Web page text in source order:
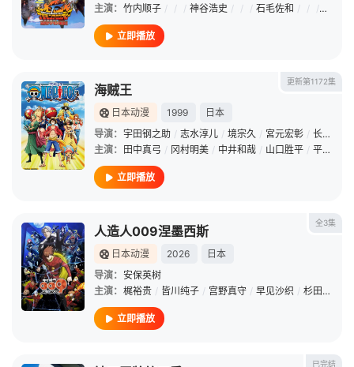
主演： 竹内顺子 / / / 神谷浩史 / / / 石毛佐和 / / / 天田真
立即播放
更新第1172集
海贼王
日本动漫 1999
日本
导演： 宇田钢之助 / 志水淳儿 / 境宗久 / 宮元宏彰 / 长峰达也
主演：
田中真弓 / 冈村明美 / 中井和哉 / 山口胜平 / 平田广明
立即播放
全3集
人造人009涅墨西斯
日本动漫 2026
日本
导演： 安保英树
主演： 梶裕贵 / 皆川纯子 / 宫野真守 / 早见沙织 / 杉田智和
立即播放
已完结